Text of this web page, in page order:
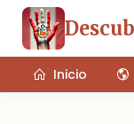
Inicio